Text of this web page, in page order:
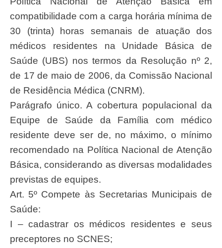
compatibilidade com a carga horária mínima de
30 (trinta) horas semanais de atuação dos
médicos residentes na Unidade Básica de
Saúde (UBS) nos termos da Resolução nº 2,
de 17 de maio de 2006, da Comissão Nacional
de Residência Médica (CNRM).
Parágrafo único. A cobertura populacional da
Equipe de Saúde da Família com médico
residente deve ser de, no máximo, o mínimo
recomendado na Política Nacional de Atenção
Básica, considerando as diversas modalidades
previstas de equipes.
Art. 5º Compete às Secretarias Municipais de
Saúde:
I – cadastrar os médicos residentes e seus
preceptores no SCNES;